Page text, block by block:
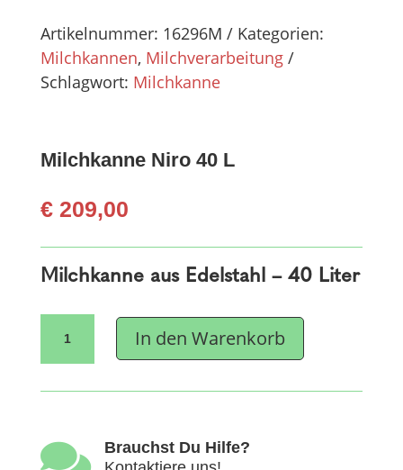
Artikelnummer: 16296M
Kategorien:
Milchkannen, Milchverarbeitung
Schlagwort: Milchkanne
Milchkanne Niro 40 L
€209,00
Milchkanne aus Edelstahl – 40 Liter
Milchkanne
Niro
40
In den Warenkorb

Brauchst Du Hilfe?